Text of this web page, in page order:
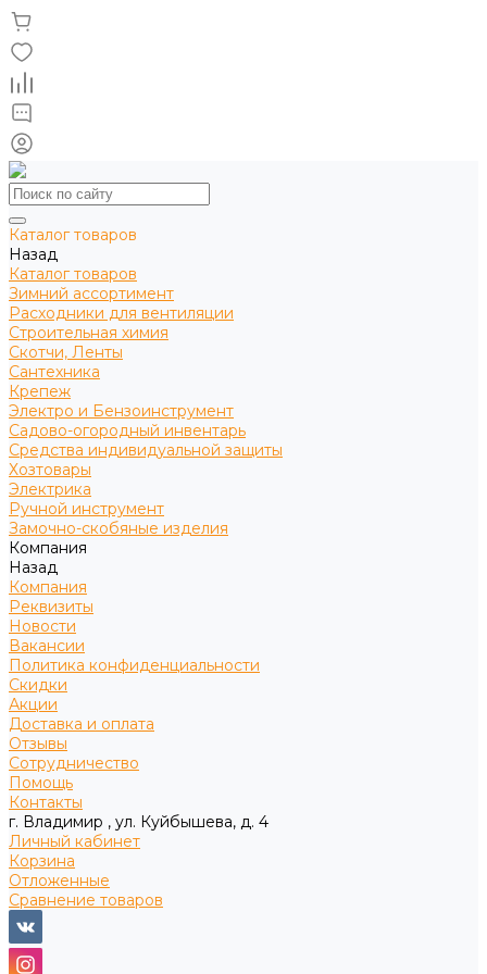
Каталог товаров
Назад
Каталог товаров
Зимний ассортимент
Расходники для вентиляции
Строительная химия
Скотчи, Ленты
Сантехника
Крепеж
Электро и Бензоинструмент
Садово-огородный инвентарь
Средства индивидуальной защиты
Хозтовары
Электрика
Ручной инструмент
Замочно-скобяные изделия
Компания
Назад
Компания
Реквизиты
Новости
Вакансии
Политика конфиденциальности
Скидки
Акции
Доставка и оплата
Отзывы
Сотрудничество
Помощь
Контакты
г. Владимир , ул. Куйбышева, д. 4
Личный кабинет
Корзина
Отложенные
Сравнение товаров